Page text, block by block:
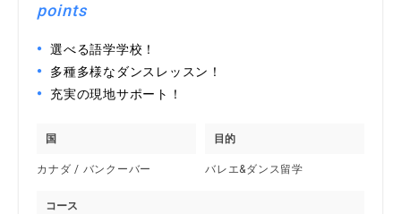
points
選べる語学学校！
多種多様なダンスレッスン！
充実の現地サポート！
国
カナダ / バンクーバー
目的
バレエ&ダンス留学
コース